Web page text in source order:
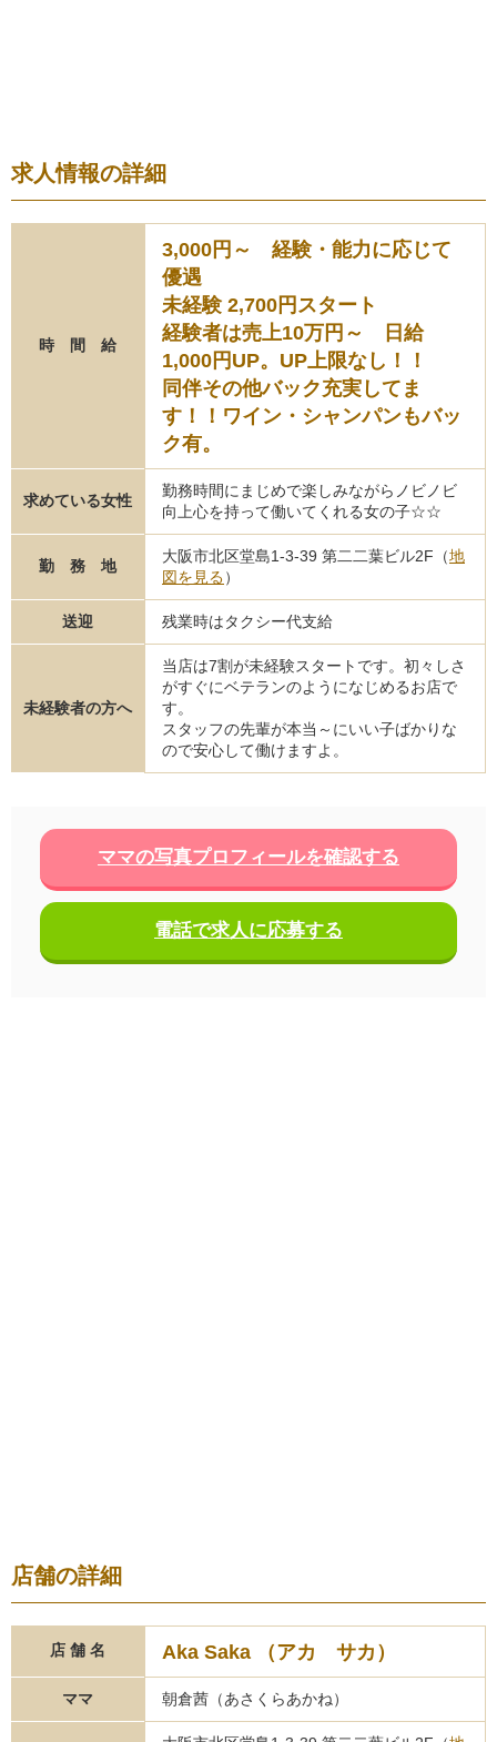
求人情報の詳細
時 間 給
3,000円～ 経験・能力に応じて
優遇
未経験 2,700円スタート
経験者は売上10万円～ 日給
1,000円UP。UP上限なし！！
同伴その他バック充実してま
す！！ワイン・シャンパンもバッ
ク有。
求めている女性
勤務時間にまじめで楽しみながらノビノビ
向上心を持って働いてくれる女の子☆☆
勤 務 地
大阪市北区堂島1-3-39 第二二葉ビル2F（地
図を見る）
送迎 残業時はタクシー代支給
未経験者の方へ
当店は7割が未経験スタートです。初々しさ
がすぐにベテランのようになじめるお店で
す。
スタッフの先輩が本当～にいい子ばかりな
ので安心して働けますよ。
ママの写真プロフィールを確認する
電話で求人に応募する
店舗の詳細
店 舗 名 Aka Saka （アカ サカ）
ママ 朝倉茜（あさくらあかね）